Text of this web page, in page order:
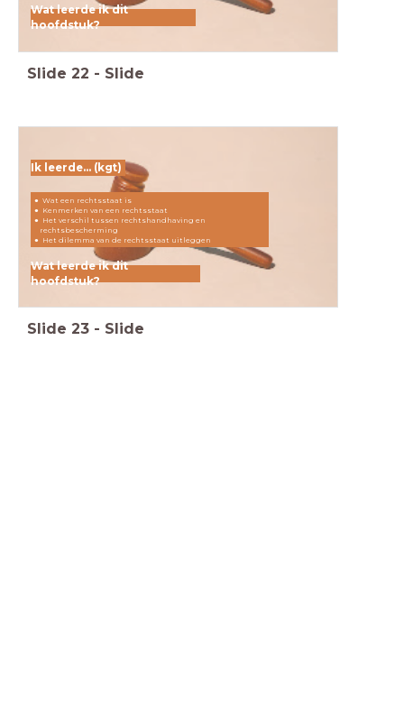
Wat leerde ik dit
hoofdstuk?
Slide 22 - Slide
Wat leerde ik dit
hoofdstuk?
Wat een rechtsstaat is
Kenmerken van een rechtsstaat
Het verschil tussen rechtshandhaving en
rechtsbescherming
Het dilemma van de rechtsstaat uitleggen
Ik leerde... (kgt)
Slide 23 - Slide